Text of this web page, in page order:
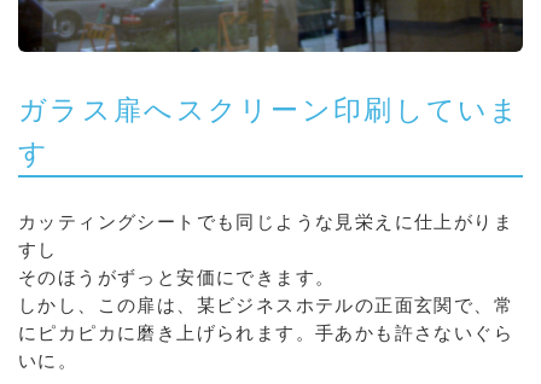
ガラス扉へスクリーン印刷していま
す
カッティングシートでも同じような見栄えに仕上がりま
すし
そのほうがずっと安価にできます。
しかし、この扉は、某ビジネスホテルの正面玄関で、常
にピカピカに磨き上げられます。手あかも許さないぐら
いに。